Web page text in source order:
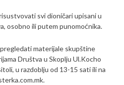
svi dioničari upisani u
osobno ili putem punomoćnika.
materijale skupštine
Društva u Skoplju Ul.Kocho
u razdoblju od 13-15 sati ili na